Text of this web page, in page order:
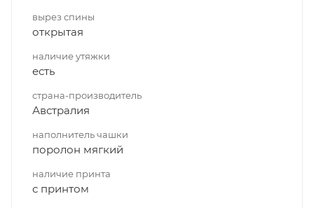
вырез спины
открытая
наличие утяжки
есть
страна-производитель
Австралия
наполнитель чашки
поролон мягкий
наличие принта
с принтом